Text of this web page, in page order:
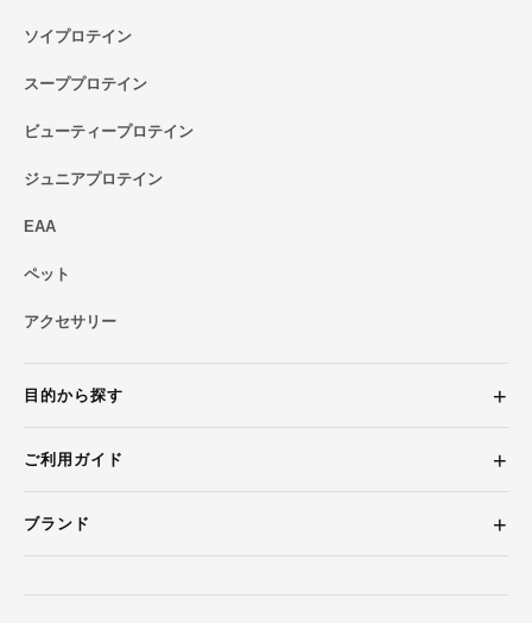
ソイプロテイン
スーププロテイン
ビューティープロテイン
ジュニアプロテイン
EAA
ペット
アクセサリー
目的から探す
ご利用ガイド
ブランド